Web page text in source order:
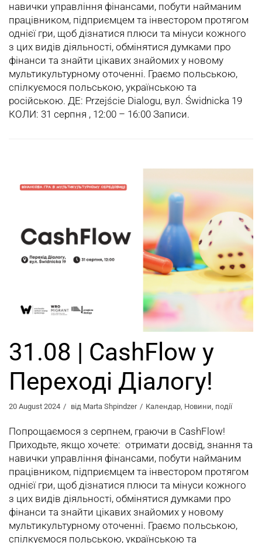
навички управління фінансами, побути найманим
працівником, підприємцем та інвестором протягом
однієї гри, щоб дізнатися плюси та мінуси кожного
з цих видів діяльності, обмінятися думками про
фінанси та знайти цікавих знайомих у новому
мультикультурному оточенні. Граємо польською,
спілкуємося польською, українською та
російською. ДЕ: Przejście Dialogu, вул. Świdnicka 19
КОЛИ: 31 серпня , 12:00 – 16:00 Записи.
31.08 | CashFlow у
Переході Діалогу!
20 August 2024 від Marta Shpindzer Календар Новини події
Попрощаємося з серпнем, граючи в CashFlow!
Приходьте, якщо хочете: отримати досвід, знання та
навички управління фінансами, побути найманим
працівником, підприємцем та інвестором протягом
однієї гри, щоб дізнатися плюси та мінуси кожного
з цих видів діяльності, обмінятися думками про
фінанси та знайти цікавих знайомих у новому
мультикультурному оточенні. Граємо польською,
спілкуємося польською, українською та